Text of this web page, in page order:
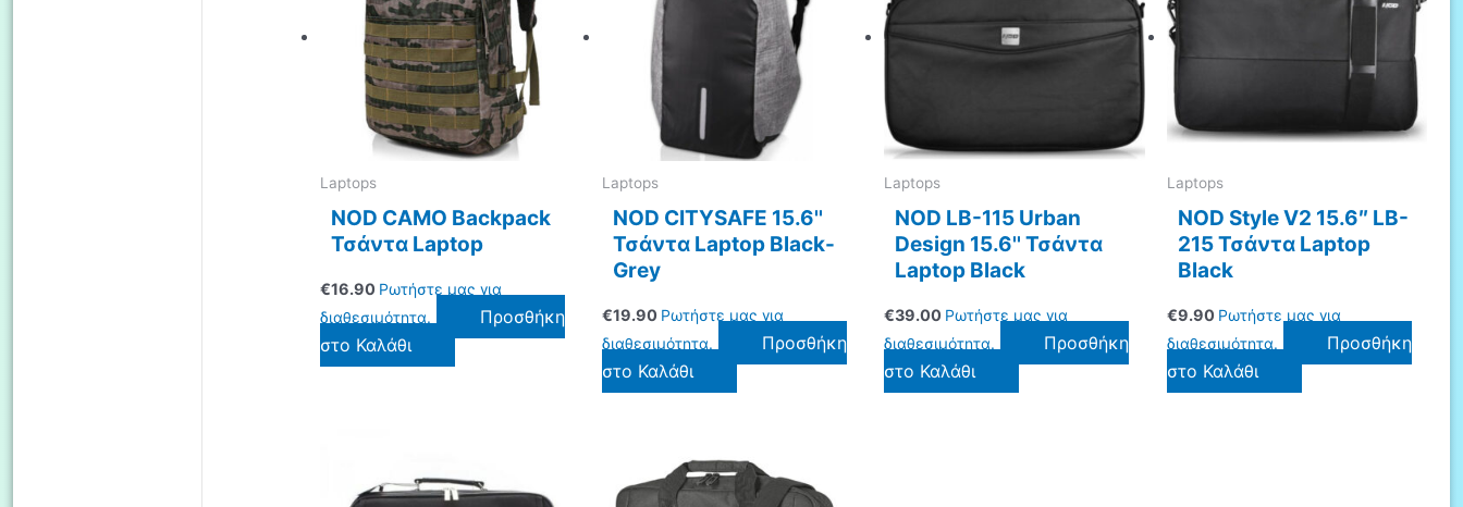
Laptops
NOD CAMO Backpack
Τσάντα Laptop
€16.90 Ρωτήστε μας για
διαθεσιμότητα.
Προσθήκη
στο Καλάθι
Laptops
NOD CITYSAFE 15.6''
Τσάντα Laptop Black-
Grey
€19.90 Ρωτήστε μας για
διαθεσιμότητα.
Προσθήκη
στο Καλάθι
Laptops
NOD LB-115 Urban
Design 15.6'' Τσάντα
Laptop Black
€39.00 Ρωτήστε μας για
διαθεσιμότητα.
Προσθήκη
στο Καλάθι
Laptops
NOD Style V2 15.6″ LB-
215 Τσάντα Laptop
Black
€9.90 Ρωτήστε μας για
διαθεσιμότητα.
Προσθήκη
στο Καλάθι